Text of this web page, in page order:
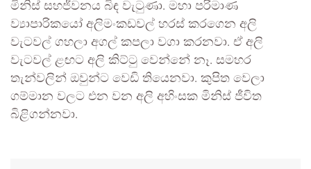
මිනිස් සහජීවනය බිඳ වැටුණා. මහා පරිමාණ
ව්‍යාපාරිකයෝ අලිමංකඩවල් හරස් කරගෙන අලි
වැටවල් ගහලා අගල් කපලා වගා කරනවා. ඒ අලි
වැටවල් ළඟට අලි කිට්ටු වෙන්නේ නෑ. සමහර
තැන්වලින් ඔවුන්ට වෙඩි තියෙනවා. කුපිත වෙලා
ගම්මාන වලට එන වන අලි අහිංසක මිනිස් ජීවිත
බිළිගන්නවා.